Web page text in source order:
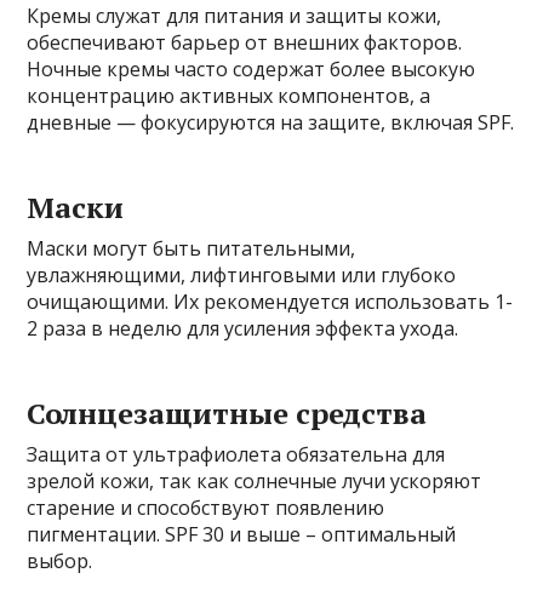
Кремы служат для питания и защиты кожи,
обеспечивают барьер от внешних факторов.
Ночные кремы часто содержат более высокую
концентрацию активных компонентов, а
дневные — фокусируются на защите, включая SPF.
Маски
Маски могут быть питательными,
увлажняющими, лифтинговыми или глубоко
очищающими. Их рекомендуется использовать 1-
2 раза в неделю для усиления эффекта ухода.
Солнцезащитные средства
Защита от ультрафиолета обязательна для
зрелой кожи, так как солнечные лучи ускоряют
старение и способствуют появлению
пигментации. SPF 30 и выше – оптимальный
выбор.